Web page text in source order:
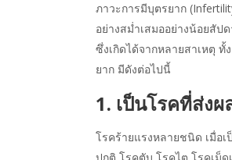
ภาวะการมีบุตรยาก
อย่างสม่ำเสมออย่างน้อยสัป
ซึ่งเกิดได้จากหลายสาเหตุ
ยาก มีดังต่อไปนี้
1. เป็นโรคที่ส่ง
โรคร้ายแรงหลายชนิด เมื่อ